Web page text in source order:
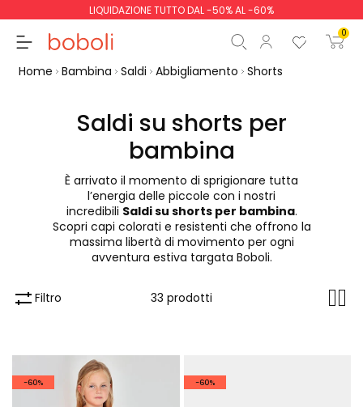
LIQUIDAZIONE TUTTO DAL -50% AL -60%
0
Continua Inizio ordine
Home Bambina Saldi Abbigliamento Shorts
Saldi su shorts per
bambina
È arrivato il momento di sprigionare tutta
l’energia delle piccole con i nostri
incredibili Saldi su shorts per bambina.
Scopri capi colorati e resistenti che offrono la
massima libertà di movimento per ogni
avventura estiva targata Boboli.
Filtro 33 prodotti
-60% -60%